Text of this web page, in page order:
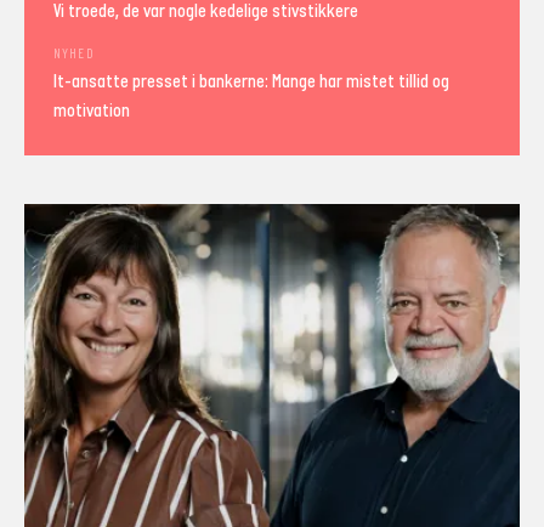
Vi troede, de var nogle kedelige stivstikkere
NYHED
It-ansatte presset i bankerne: Mange har mistet tillid og
motivation